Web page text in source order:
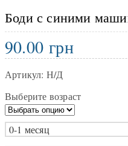
Боди с синими
90.00грн
Артикул: Н/Д
Выберите возраст
0-1 месяц